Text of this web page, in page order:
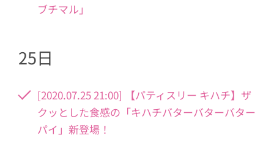
ブチマル」
25日
[2020.07.25 21:00] 【パティスリー キハチ】ザ
クッとした食感の「キハチバターバターバター
パイ」新登場！